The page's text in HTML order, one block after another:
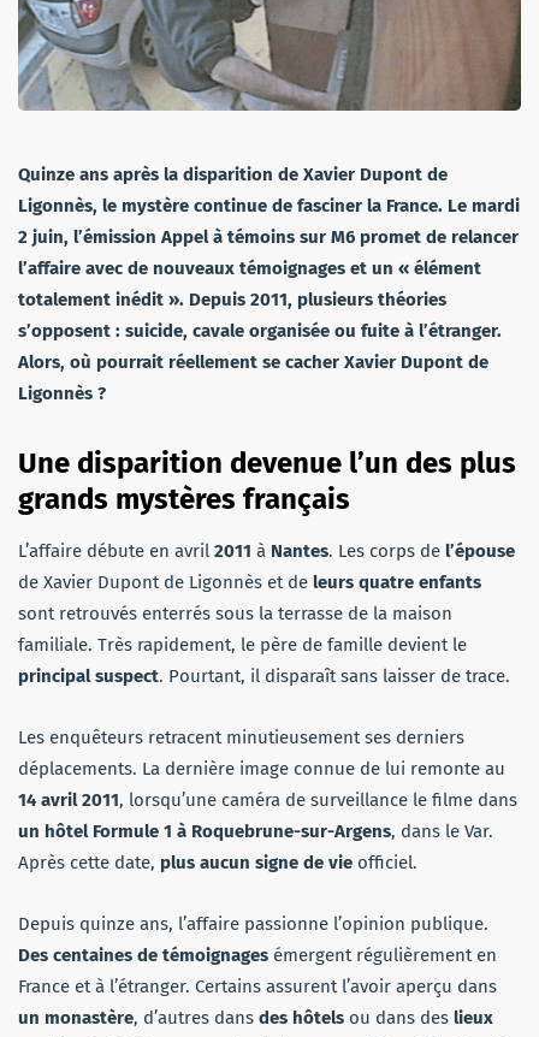
Quinze ans après la disparition de Xavier Dupont de
Ligonnès, le mystère continue de fasciner la France. Le mardi
2 juin, l’émission Appel à témoins sur M6 promet de relancer
l’affaire avec de nouveaux témoignages et un « élément
totalement inédit ». Depuis 2011, plusieurs théories
s’opposent : suicide, cavale organisée ou fuite à l’étranger.
Alors, où pourrait réellement se cacher Xavier Dupont de
Ligonnès ?
Une disparition devenue l’un des plus
grands mystères français
L’affaire débute en avril 2011 à Nantes. Les corps de l’épouse
de Xavier Dupont de Ligonnès et de leurs quatre enfants
sont retrouvés enterrés sous la terrasse de la maison
familiale. Très rapidement, le père de famille devient le
principal suspect. Pourtant, il disparaît sans laisser de trace.
Les enquêteurs retracent minutieusement ses derniers
déplacements. La dernière image connue de lui remonte au
14 avril 2011, lorsqu’une caméra de surveillance le filme dans
un hôtel Formule 1 à Roquebrune-sur-Argens, dans le Var.
Après cette date, plus aucun signe de vie officiel.
Depuis quinze ans, l’affaire passionne l’opinion publique.
Des centaines de témoignages émergent régulièrement en
France et à l’étranger. Certains assurent l’avoir aperçu dans
un monastère, d’autres dans des hôtels ou dans des lieux